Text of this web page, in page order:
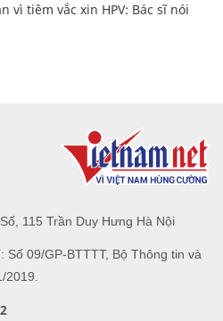
vì tiêm vắc xin HPV: Bác sĩ nói
115 Trần Duy Hưng Hà Nội
09/GP-BTTTT, Bộ Thông tin và